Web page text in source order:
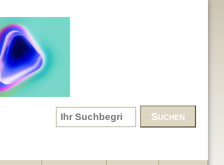
Search form